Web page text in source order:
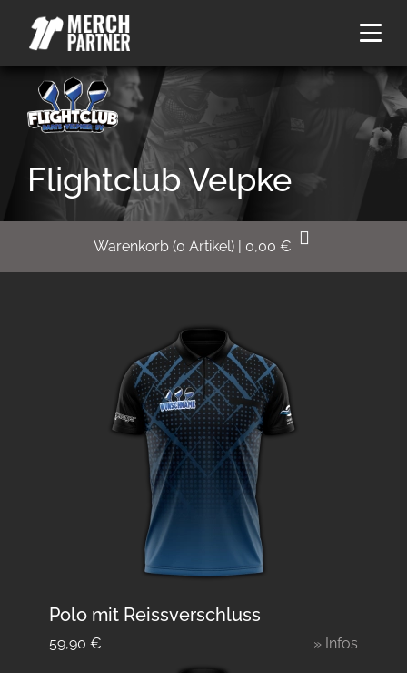
Flightclub Velpke
Warenkorb (0 Artikel) | 0,00 €
Polo mit Reissverschluss
59,90 € » Infos